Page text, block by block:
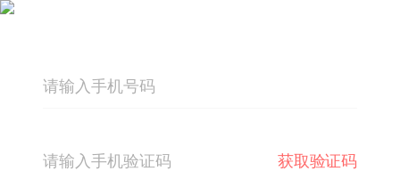
获取验证码